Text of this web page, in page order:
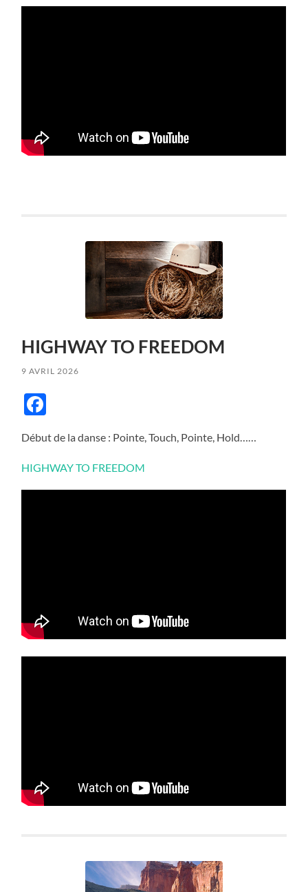
HIGHWAY TO FREEDOM
9 AVRIL 2026
Début de la danse : Pointe, Touch, Pointe, Hold……
HIGHWAY TO FREEDOM